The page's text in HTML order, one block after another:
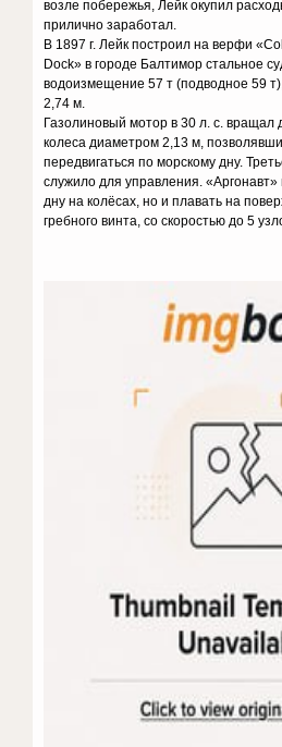
возле побережья, Лейк окупил
прилично заработал.
В 1897 г. Лейк построил на верфи
Dock» в городе Балтимор стальное
водоизмещение 57 т (подводное 59
2,74 м.
Газолиновый мотор в 30 л. с. вращал
колеса диаметром 2,13 м,
передвигаться по морскому дну.
служило для управления. «Аргонавт»
дну на колёсах, но и плавать на
гребного винта, со скоростью до 5